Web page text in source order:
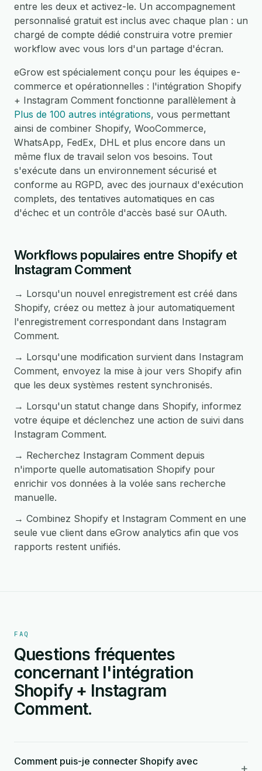
entre les deux et activez-le. Un accompagnement
personnalisé gratuit est inclus avec chaque plan : un
chargé de compte dédié construira votre premier
workflow avec vous lors d'un partage d'écran.
eGrow est spécialement conçu pour les équipes e-
commerce et opérationnelles : l'intégration Shopify
+ Instagram Comment fonctionne parallèlement à
Plus de 100 autres intégrations, vous permettant
ainsi de combiner Shopify, WooCommerce,
WhatsApp, FedEx, DHL et plus encore dans un
même flux de travail selon vos besoins. Tout
s'exécute dans un environnement sécurisé et
conforme au RGPD, avec des journaux d'exécution
complets, des tentatives automatiques en cas
d'échec et un contrôle d'accès basé sur OAuth.
Workflows populaires entre Shopify et
Instagram Comment
→ Lorsqu'un nouvel enregistrement est créé dans
Shopify, créez ou mettez à jour automatiquement
l'enregistrement correspondant dans Instagram
Comment.
→ Lorsqu'une modification survient dans Instagram
Comment, envoyez la mise à jour vers Shopify afin
que les deux systèmes restent synchronisés.
→ Lorsqu'un statut change dans Shopify, informez
votre équipe et déclenchez une action de suivi dans
Instagram Comment.
→ Recherchez Instagram Comment depuis
n'importe quelle automatisation Shopify pour
enrichir vos données à la volée sans recherche
manuelle.
→ Combinez Shopify et Instagram Comment en une
seule vue client dans eGrow analytics afin que vos
rapports restent unifiés.
FAQ
Questions fréquentes
concernant l'intégration
Shopify + Instagram
Comment.
Comment puis-je connecter Shopify avec
+